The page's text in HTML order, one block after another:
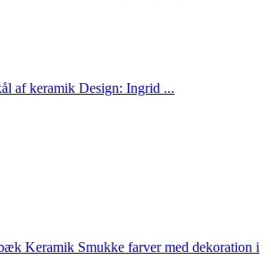
af keramik Design: Ingrid ...
Keramik Smukke farver med dekoration i